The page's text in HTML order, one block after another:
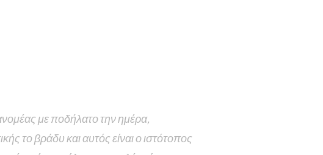
με ποδήλατο την ημέρα,
το βράδυ και αυτός είναι ο ιστότοπος